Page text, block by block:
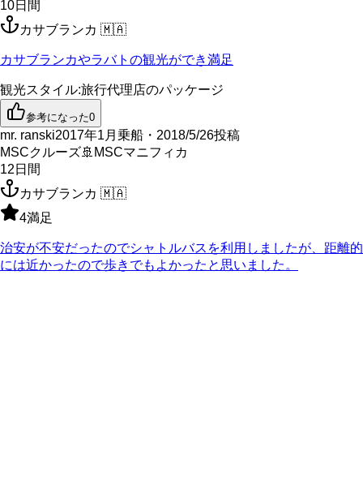
10日間
カサブランカ 🇲🇦
カサブランカやラバトの観光ができ満足
観光スタイル:旅行代理店のパッケージ
参考になった0
mr. ranski2017年1月乗船・2018/5/26投稿
MSCクルーズ🚢 MSCマニフィカ
12 日間
カサブランカ 🇲🇦
4満足
治安が不安だったのでシャトルバスを利用しましたが、距離的
には近かったので歩きでもよかったと思いました。